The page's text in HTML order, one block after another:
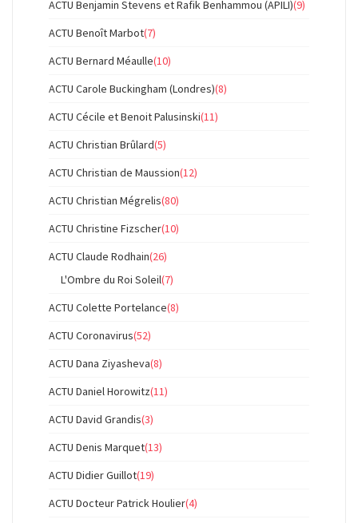
ACTU Benjamin Stevens et Rafik Benhammou (APILI)(9)
ACTU Benoît Marbot(7)
ACTU Bernard Méaulle(10)
ACTU Carole Buckingham (Londres)(8)
ACTU Cécile et Benoit Palusinski(11)
ACTU Christian Brûlard(5)
ACTU Christian de Maussion(12)
ACTU Christian Mégrelis(80)
ACTU Christine Fizscher(10)
ACTU Claude Rodhain(26)
L'Ombre du Roi Soleil(7)
ACTU Colette Portelance(8)
ACTU Coronavirus(52)
ACTU Dana Ziyasheva(8)
ACTU Daniel Horowitz(11)
ACTU David Grandis(3)
ACTU Denis Marquet(13)
ACTU Didier Guillot(19)
ACTU Docteur Patrick Houlier(4)